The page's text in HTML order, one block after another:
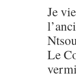
Je
Le